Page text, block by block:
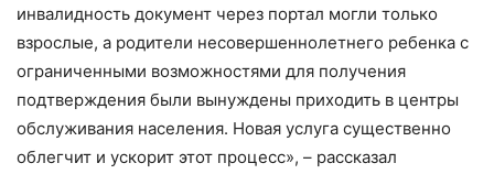
инвалидность документ через портал могли только
взрослые, а родители несовершеннолетнего ребенка с
ограниченными возможностями для получения
подтверждения были вынуждены приходить в центры
обслуживания населения. Новая услуга существенно
облегчит и ускорит этот процесс», – рассказал